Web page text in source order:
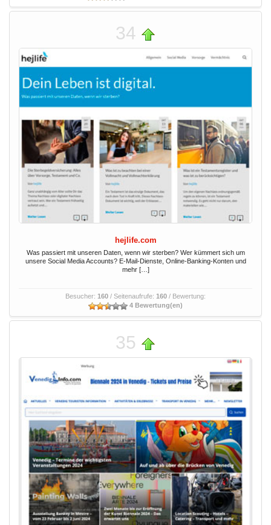
34
hejlife.com
Was passiert mit unseren Daten, wenn wir sterben? Wer kümmert sich um
unsere Social Media Accounts? E-Mail-Dienste, Online-Banking-Konten und
mehr […]
Besucher: 160 / Seitenaufrufe: 160 / Bewertung:
4 Bewertung(en)
35